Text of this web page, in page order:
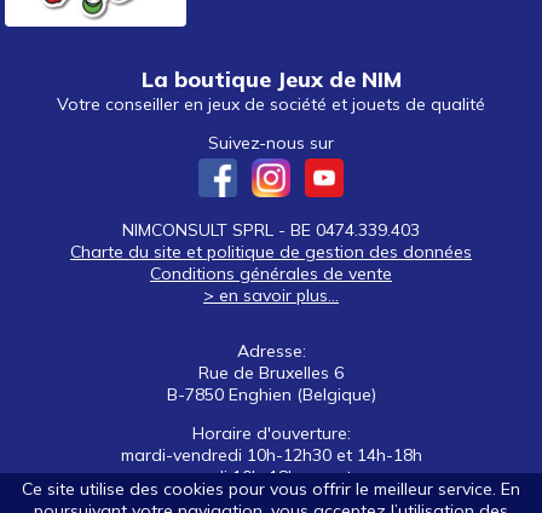
La boutique Jeux de NIM
Votre conseiller en jeux de société et jouets de qualité
Suivez-nous sur
NIMCONSULT SPRL - BE 0474.339.403
Charte du site et politique de gestion des données
Conditions générales de vente
> en savoir plus...
Adresse:
Rue de Bruxelles 6
B-7850 Enghien (Belgique)
Horaire d'ouverture:
mardi-vendredi 10h-12h30 et 14h-18h
samedi 10h-18h non stop
Ce site utilise des cookies pour vous offrir le meilleur service. En